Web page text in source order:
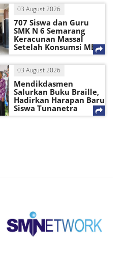
03 August 2026
707 Siswa dan Guru
SMK N 6 Semarang
Keracunan Massal
Setelah Konsumsi MBG
03 August 2026
Mendikdasmen
Salurkan Buku Braille,
Hadirkan Harapan Baru
Siswa Tunanetra